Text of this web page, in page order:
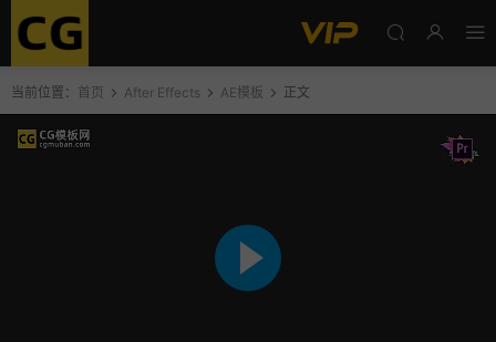
当前位置： 首页 After Effects AE模板 正文